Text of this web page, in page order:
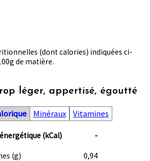
(dont calories) indiquées ci-
de matière.
léger, appertisé, égoutté
Minéraux Vitamines
(kCal) -
(g)
0,94